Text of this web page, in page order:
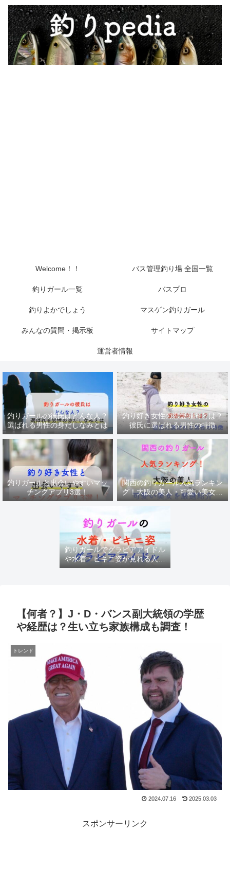
Welcome！！ バス管理釣り場 全国一覧
釣りガール一覧 バスプロ
釣りよかでしょう マスゲン釣りガール
みんなの質問・掲示板 サイトマップ
運営者情報
釣りガールの彼氏はどんな人？
選ばれる男性の身だしなみとは
釣り好き女性の恋愛傾向とは？
彼氏に選ばれる男性の特徴
釣りガールと出会いやすいマッ
チングアプリ3選！
関西の釣りガール人気ランキン
グ！大阪の美人・可愛い美女を
厳選紹介
釣りガールでグラビアアイドル
や水着・ビキニ姿が見れる人気
チャンネル
【何者？】J・D・バンス副大統領の学歴
や経歴は？生い立ち家族構成も調査！
トレンド
2024.07.16 2025.03.03
スポンサーリンク